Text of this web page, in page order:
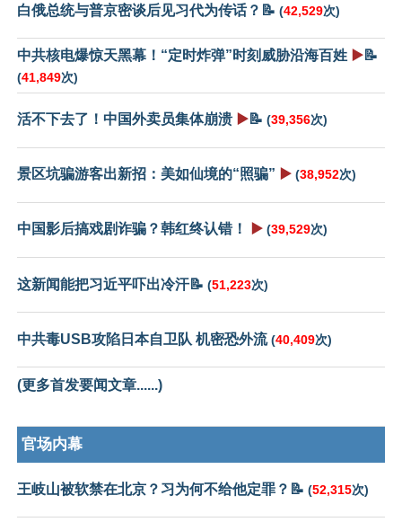
白俄总统与普京密谈后见习代为传话？📝 (42,529次)
中共核电爆惊天黑幕！“定时炸弹”时刻威胁沿海百姓 ▶️📝
(41,849次)
活不下去了！中国外卖员集体崩溃 ▶️📝 (39,356次)
景区坑骗游客出新招：美如仙境的“照骗” ▶️ (38,952次)
中国影后搞戏剧诈骗？韩红终认错！ ▶️ (39,529次)
这新闻能把习近平吓出冷汗📝 (51,223次)
中共毒USB攻陷日本自卫队 机密恐外流(40,409次)
(更多首发要闻文章......)
官场内幕
王岐山被软禁在北京？习为何不给他定罪？📝 (52,315次)